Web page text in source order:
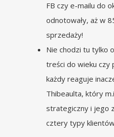
FB czy e-mailu do
odnotowały, aż w
sprzedaży!
Nie chodzi tu tylko
treści do wieku czy
każdy reaguje
Thibeaulta, który
strategiczny i jego
cztery typy